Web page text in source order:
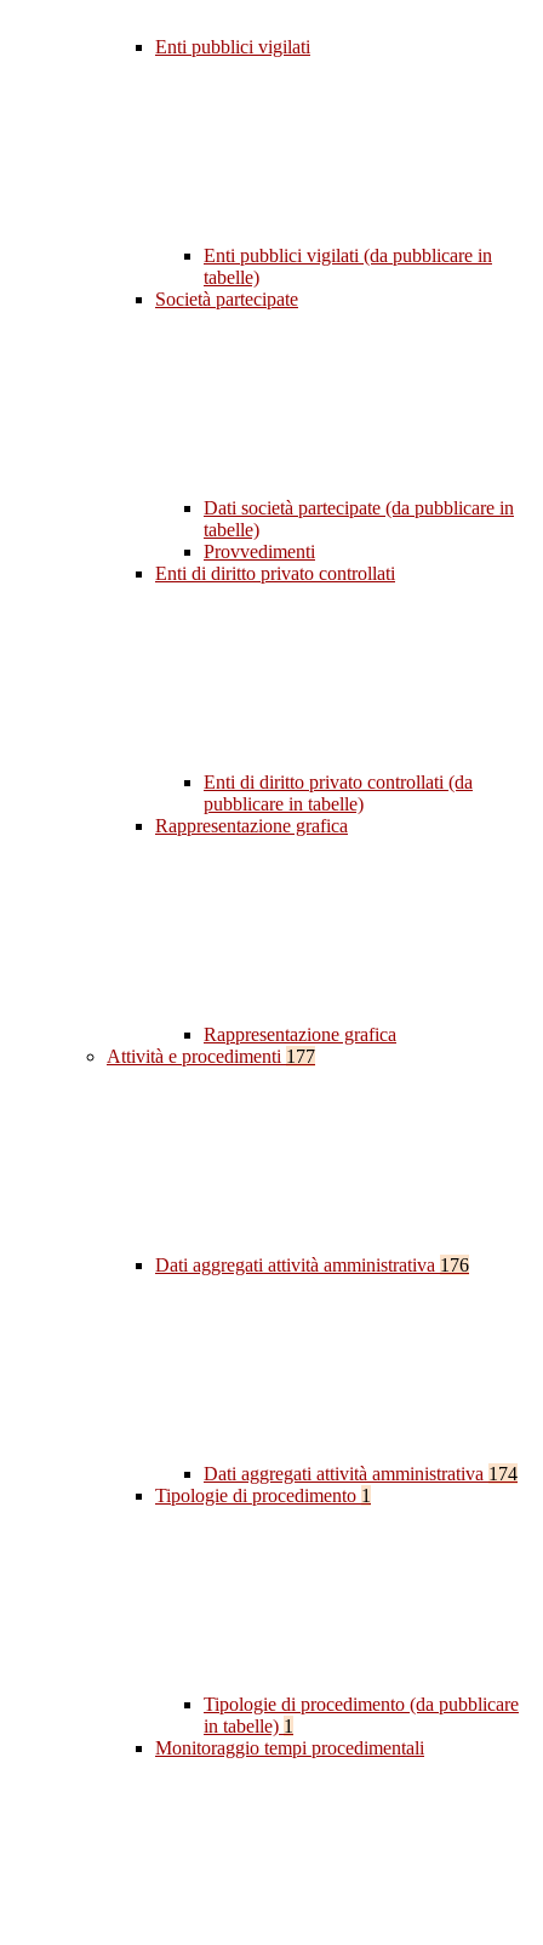
Enti pubblici vigilati
Enti pubblici vigilati (da pubblicare in
tabelle)
Società partecipate
Dati società partecipate (da pubblicare in
tabelle)
Provvedimenti
Enti di diritto privato controllati
Enti di diritto privato controllati (da
pubblicare in tabelle)
Rappresentazione grafica
Rappresentazione grafica
Attività e procedimenti 177
Dati aggregati attività amministrativa 176
Dati aggregati attività amministrativa 174
Tipologie di procedimento 1
Tipologie di procedimento (da pubblicare
in tabelle) 1
Monitoraggio tempi procedimentali